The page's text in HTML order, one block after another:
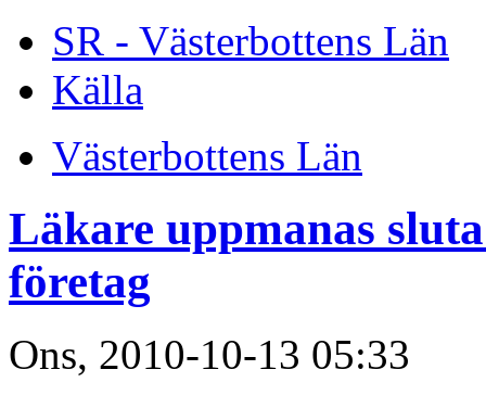
SR - Västerbottens Län
Källa
Västerbottens Län
Läkare uppmanas
företag
Ons, 2010-10-13 05:33